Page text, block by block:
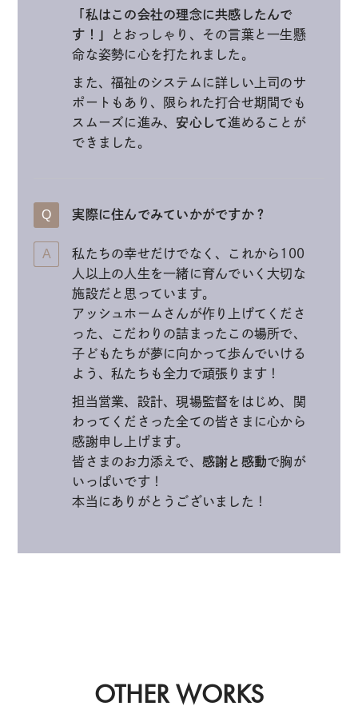
「私はこの会社の理念に共感したんで
す！」
とおっしゃり、その言葉と一生懸
命な姿勢に心を打たれました。
また、福祉のシステムに詳しい上司のサ
ポートもあり、限られた打合せ期間でも
スムーズに進み、安心して進めることが
できました。
実際に住んでみていかがですか？
私たちの幸せだけでなく、これから100
人以上の人生を一緒に育んでいく大切な
施設だと思っています。
アッシュホームさんが作り上げてくださ
った、こだわりの詰まったこの場所で、
子どもたちが夢に向かって歩んでいける
よう、私たちも全力で頑張ります！
担当営業、設計、現場監督をはじめ、関
わってくださった全ての皆さまに心から
感謝申し上げます。
皆さまのお力添えで、 感謝と感動で胸が
いっぱいです！
本当にありがとうございました！
OTHER WORKS